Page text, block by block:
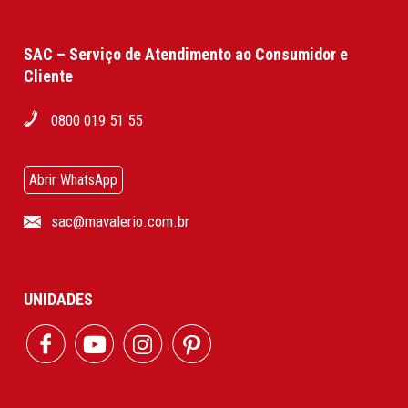
SAC – Serviço de Atendimento ao Consumidor e
Cliente
0800 019 51 55
Abrir WhatsApp
sac@mavalerio.com.br
UNIDADES